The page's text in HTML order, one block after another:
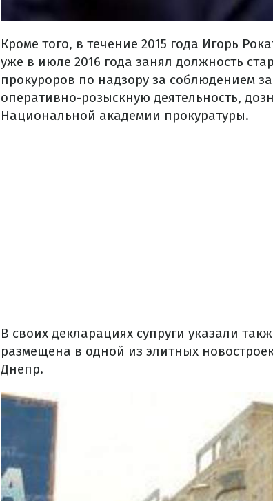
Кроме того, в течение 2015 года Игорь
уже в июле 2016 года занял должность
прокуроров по надзору за соблюдением
оперативно-розыскную деятельность,
Национальной академии прокуратуры.
В своих декларациях супруги указали
размещена в одной из элитных
Днепр.